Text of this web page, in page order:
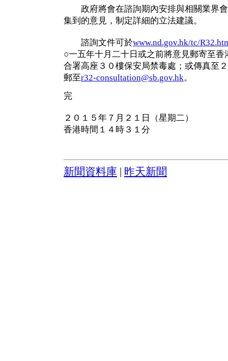
政府將會在諮詢期內安排與相關業界會
集到的意見，制定詳細的立法建議。
諮詢文件可於www.nd.gov.hk/tc/
○一五年十月二十日或之前將意見郵寄至
合署高座３０樓保安局禁毒處；或傳真至
郵至r32-consultation@sb.gov.hk。
完
２０１５年７月２１日（星期二）
香港時間１４時３１分
新聞資料庫 昨天新聞